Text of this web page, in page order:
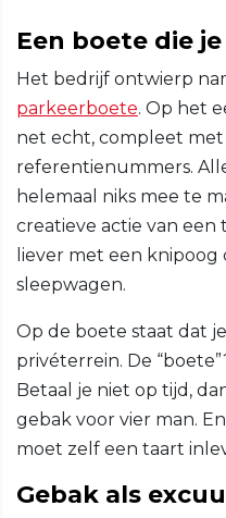
Een boete die
Het bedrijf ontwierp
parkeerboete. Op het
net echt, compleet met
referentienummers.
helemaal niks mee te
creatieve actie van
liever met een
sleepwagen.
Op de boete staat dat
privéterrein. De
Betaal je niet op tijd,
gebak voor vier man.
moet zelf een taart
Gebak als